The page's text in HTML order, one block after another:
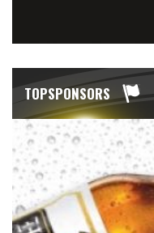
TOPSPONSORS